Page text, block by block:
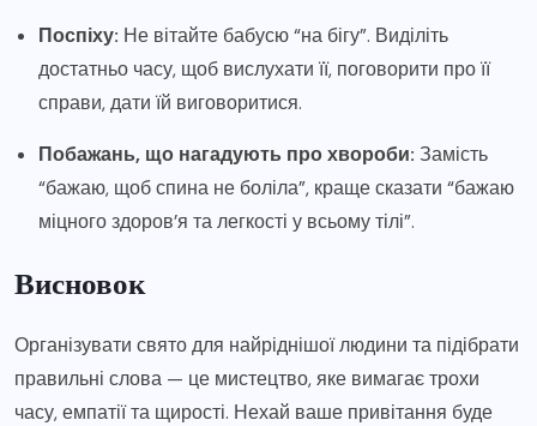
Поспіху: Не вітайте бабусю “на бігу”. Виділіть
достатньо часу, щоб вислухати її, поговорити про її
справи, дати їй виговоритися.
Побажань, що нагадують про хвороби: Замість
“бажаю, щоб спина не боліла”, краще сказати “бажаю
міцного здоров’я та легкості у всьому тілі”.
Висновок
Організувати свято для найріднішої людини та підібрати
правильні слова — це мистецтво, яке вимагає трохи
часу, емпатії та щирості. Нехай ваше привітання буде